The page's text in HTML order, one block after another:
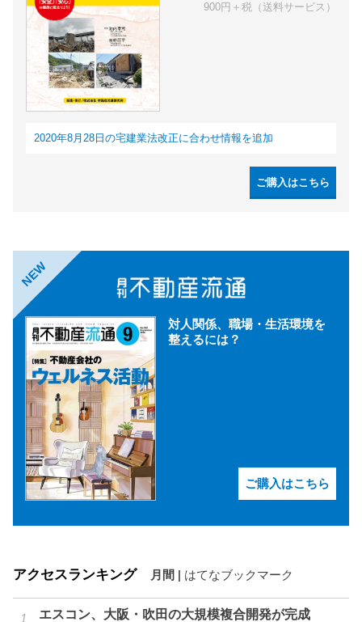
900円＋税（送料サービス）
2020年8月28日の宅建業法改正に合わせ情報を追加
ご購入はこちら
NEW
対人関係、職場・生活環境を
整えるには？
ご購入はこちら
アクセスランキング 月間 | はてなブックマーク
エスコン、大阪・吹田の大規模複合開発が完成